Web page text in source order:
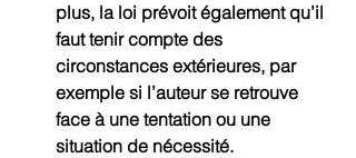
plus, la loi prévoit également qu’il
faut tenir compte des
circonstances extérieures, par
exemple si l’auteur se retrouve
face à une tentation ou une
situation de nécessité.